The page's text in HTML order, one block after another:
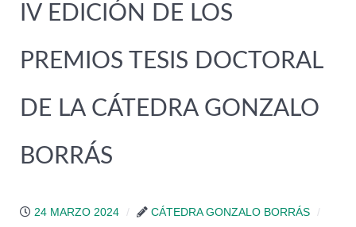
IV EDICIÓN DE LOS
PREMIOS TESIS DOCTORAL
DE LA CÁTEDRA GONZALO
BORRÁS
24 MARZO 2024 CÁTEDRA GONZALO BORRÁS